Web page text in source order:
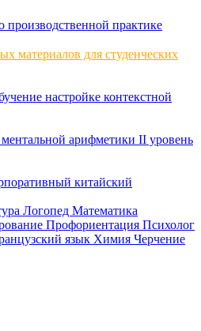
производственной практике
материалов для студенческих
настройке контекстной
арифметики II уровень
китайский
Логопед Математика
Профориентация Психолог
язык Химия Черчение